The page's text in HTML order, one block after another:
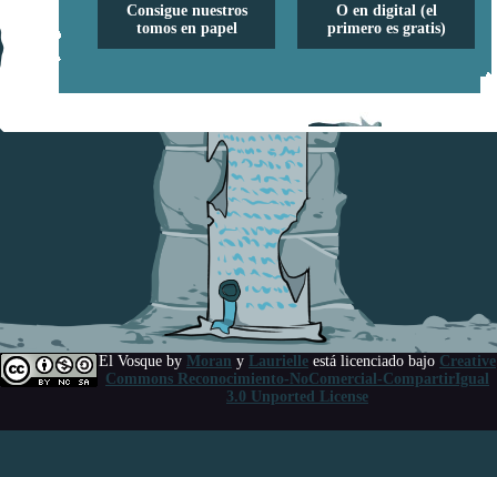
Consigue nuestros
tomos en papel
O en digital (el
primero es gratis)
El Vosque by Moran y Laurielle está licenciado bajo Creative
Commons Reconocimiento-NoComercial-CompartirIgual
3.0 Unported License